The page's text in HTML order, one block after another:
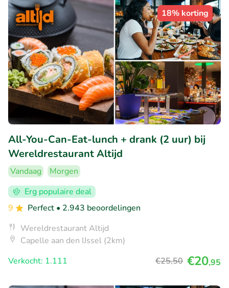
18% korting
All-You-Can-Eat-lunch + drank (2 uur) bij
Wereldrestaurant Altijd
Vandaag
Morgen
Erg populaire deal
9
Perfect • 2.943 beoordelingen
Wereldrestaurant Altijd
Capelle aan den IJssel (2km)
Verkocht: 1.111
€25,50 €20,95